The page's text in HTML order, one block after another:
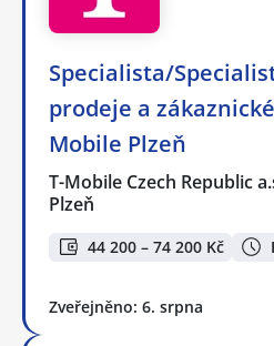
Specialista/
prodeje a
Mobile Plzeň
T-Mobile Czech Republic
Plzeň
44 200 – 74 200 Kč
Zveřejněno: 6. srpna